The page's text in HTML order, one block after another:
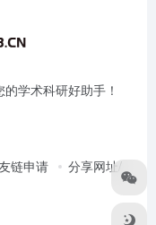
学术科研好助手！
链申请
分享网址/